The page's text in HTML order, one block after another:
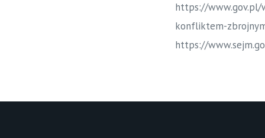
https://www.gov.pl/
konfliktem-
https://